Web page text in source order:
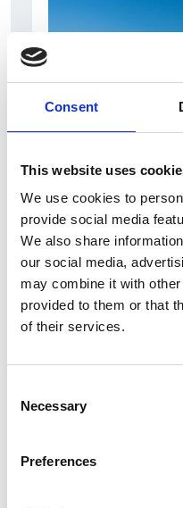
Consent
This website uses
We use cookies to
provide social media
We also share
our social media,
may combine it with
provided to them or that
of their services.
Selection
Necessary
Preferences
Nel primo semestre
costruzione di nuove
Repubblica Ceca